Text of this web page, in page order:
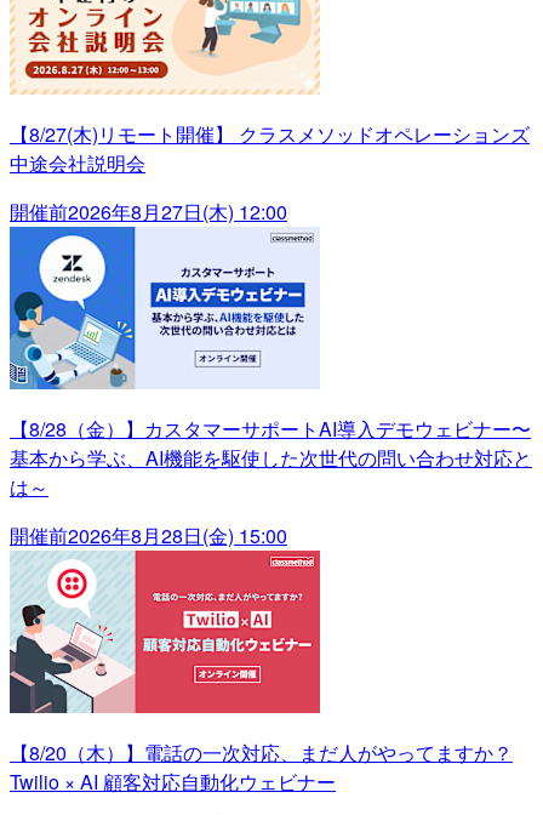
【8/27(木)リモート開催】 クラスメソッドオペレーションズ
中途会社説明会
開催前2026年8月27日(木) 12:00
【8/28（金）】カスタマーサポートAI導入デモウェビナー〜
基本から学ぶ、AI機能を駆使した次世代の問い合わせ対応と
は～
開催前2026年8月28日(金) 15:00
【8/20（木）】電話の一次対応、まだ人がやってますか？
Twilio × AI 顧客対応自動化ウェビナー